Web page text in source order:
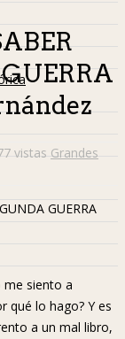
vistas Grandes
me siento a
qué lo hago? Y es
a un mal libro,